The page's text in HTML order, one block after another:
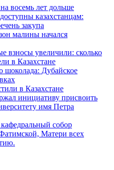
восемь лет дольше
казахстанцам:
закупа
малины начался
взносы увеличили: сколько
в Казахстане
шоколада: Дубайское
в Казахстане
инициативу присвоить
имя Петра
собор
Матери всех